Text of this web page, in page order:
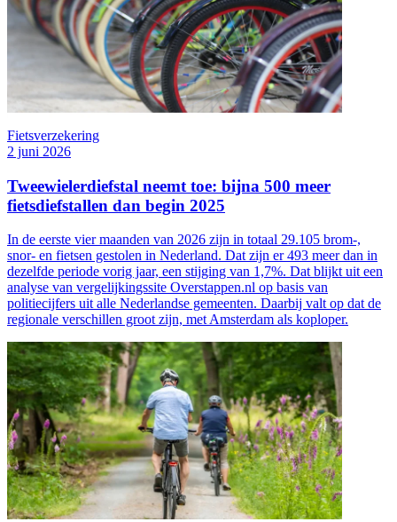
Fietsverzekering
2 juni 2026
Tweewielerdiefstal neemt toe: bijna 500 meer
fietsdiefstallen dan begin 2025
In de eerste vier maanden van 2026 zijn in totaal 29.105 brom-,
snor- en fietsen gestolen in Nederland. Dat zijn er 493 meer dan in
dezelfde periode vorig jaar, een stijging van 1,7%. Dat blijkt uit een
analyse van vergelijkingssite Overstappen.nl op basis van
politiecijfers uit alle Nederlandse gemeenten. Daarbij valt op dat de
regionale verschillen groot zijn, met Amsterdam als koploper.